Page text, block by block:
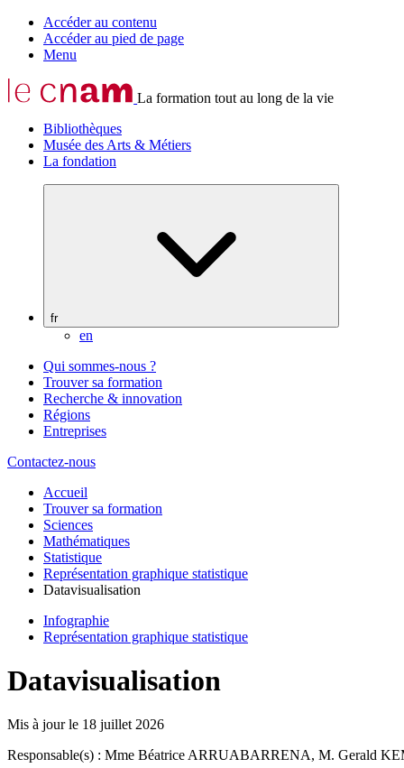
Accéder au contenu
Accéder au pied de page
Menu
La formation tout au long de la vie
Bibliothèques
Musée des Arts & Métiers
La fondation
fr
en
Qui sommes-nous ?
Trouver sa formation
Recherche & innovation
Régions
Entreprises
Contactez-nous
Accueil
Trouver sa formation
Sciences
Mathématiques
Statistique
Représentation graphique statistique
Datavisualisation
Infographie
Représentation graphique statistique
Datavisualisation
Mis à jour le 18 juillet 2026
Responsable(s) : Mme Béatrice ARRUABARRENA, M. Gerald